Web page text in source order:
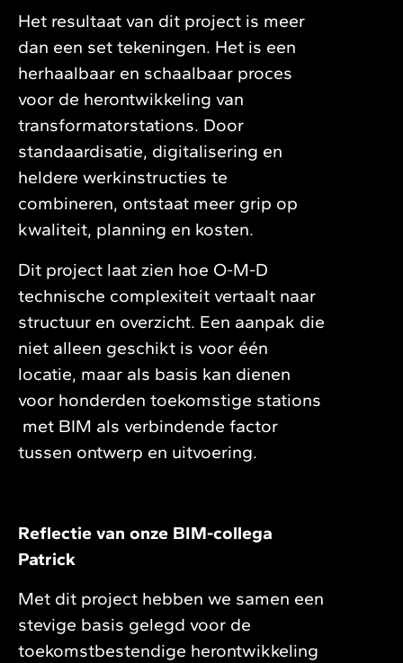
Het resultaat van dit project is meer
dan een set tekeningen. Het is een
herhaalbaar en schaalbaar proces
voor de herontwikkeling van
transformatorstations. Door
standaardisatie, digitalisering en
heldere werkinstructies te
combineren, ontstaat meer grip op
kwaliteit, planning en kosten.
Dit project laat zien hoe O-M-D
technische complexiteit vertaalt naar
structuur en overzicht. Een aanpak die
niet alleen geschikt is voor één
locatie, maar als basis kan dienen
voor honderden toekomstige stations
met BIM als verbindende factor
tussen ontwerp en uitvoering.
Reflectie van onze BIM-collega
Patrick
Met dit project hebben we samen een
stevige basis gelegd voor de
toekomstbestendige herontwikkeling